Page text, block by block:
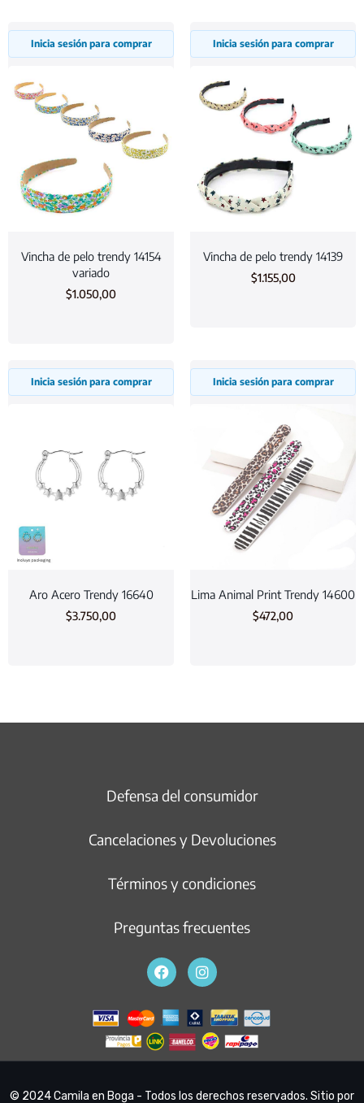
Inicia sesión para comprar
Vincha de pelo trendy 14154
variado
$1.050,00
Inicia sesión para comprar
Vincha de pelo trendy 14139
$1.155,00
Inicia sesión para comprar
Aro Acero Trendy 16640
$3.750,00
Inicia sesión para comprar
Lima Animal Print Trendy 14600
$472,00
Defensa del consumidor
Cancelaciones y Devoluciones
Términos y condiciones
Preguntas frecuentes
© 2024 Camila en Boga - Todos los derechos reservados. Sitio por